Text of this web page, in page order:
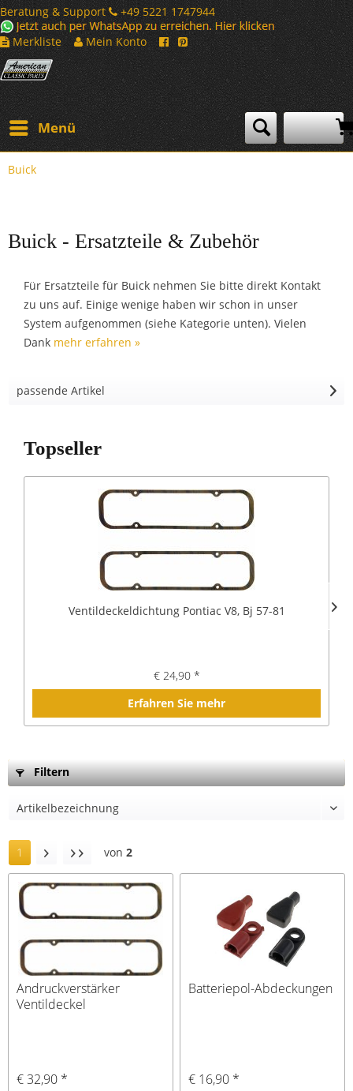
Beratung & Support
+49 5221 1747944
Merkliste
Mein Konto
Menü
Buick
Buick - Ersatzteile & Zubehör
Für Ersatzteile für Buick nehmen Sie bitte direkt Kontakt
zu uns auf. Einige wenige haben wir schon in unser
System aufgenommen (siehe Kategorie unten). Vielen
Dank mehr erfahren »
passende Artikel
Topseller
Ventildeckeldichtung Pontiac V8, Bj 57-81
€ 24,90 *
Erfahren Sie mehr
Filtern
1 von 2
Andruckverstärker
Ventildeckel
€ 32,90 *
Batteriepol-Abdeckungen
€ 16,90 *